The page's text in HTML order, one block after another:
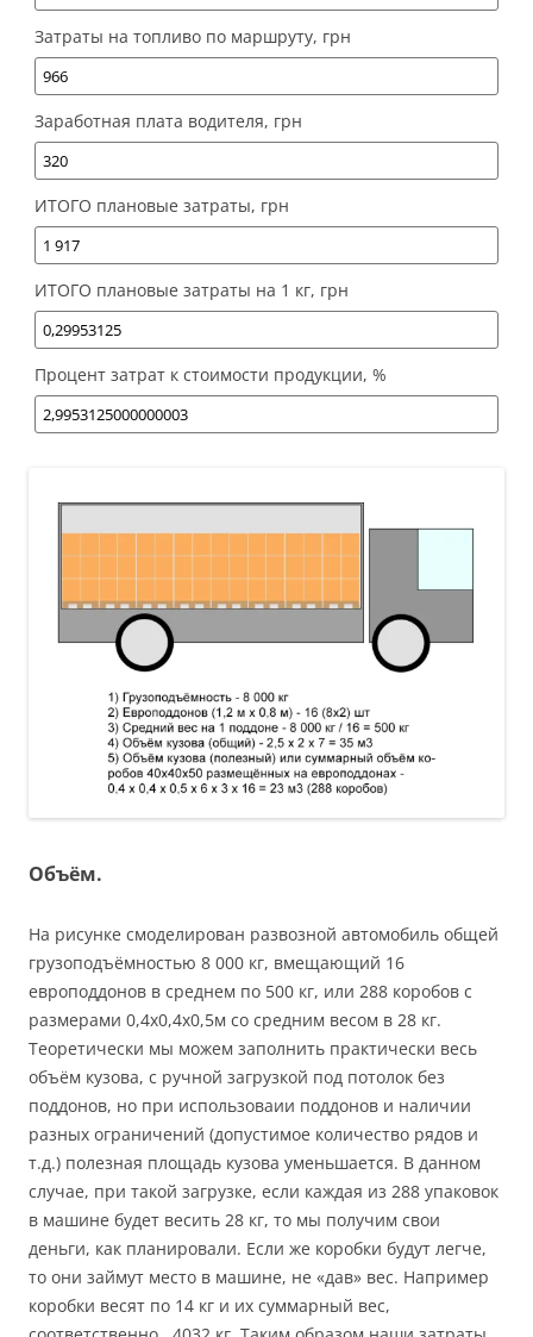
Затраты на топливо по маршруту, грн
Заработная плата водителя, грн
ИТОГО плановые затраты, грн
ИТОГО плановые затраты на 1 кг, грн
Процент затрат к стоимости продукции, %
Объём.
На рисунке смоделирован развозной автомобиль общей
грузоподъёмностью 8 000 кг, вмещающий 16
европоддонов в среднем по 500 кг, или 288 коробов с
размерами 0,4х0,4х0,5м со средним весом в 28 кг.
Теоретически мы можем заполнить практически весь
объём кузова, с ручной загрузкой под потолок без
поддонов, но при использоваии поддонов и наличии
разных ограничений (допустимое количество рядов и
т.д.) полезная площадь кузова уменьшается. В данном
случае, при такой загрузке, если каждая из 288 упаковок
в машине будет весить 28 кг, то мы получим свои
деньги, как планировали. Если же коробки будут легче,
то они займут место в машине, не «дав» вес. Например
коробки весят по 14 кг и их суммарный вес,